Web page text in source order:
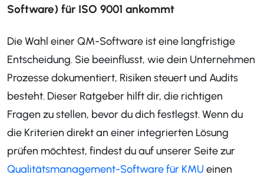
Software) für ISO 9001 ankommt
Die Wahl einer QM-Software ist eine langfristige
Entscheidung. Sie beeinflusst, wie dein Unternehmen
Prozesse dokumentiert, Risiken steuert und Audits
besteht. Dieser Ratgeber hilft dir, die richtigen
Fragen zu stellen, bevor du dich festlegst. Wenn du
die Kriterien direkt an einer integrierten Lösung
prüfen möchtest, findest du auf unserer Seite zur
Qualitätsmanagement-Software für KMU einen